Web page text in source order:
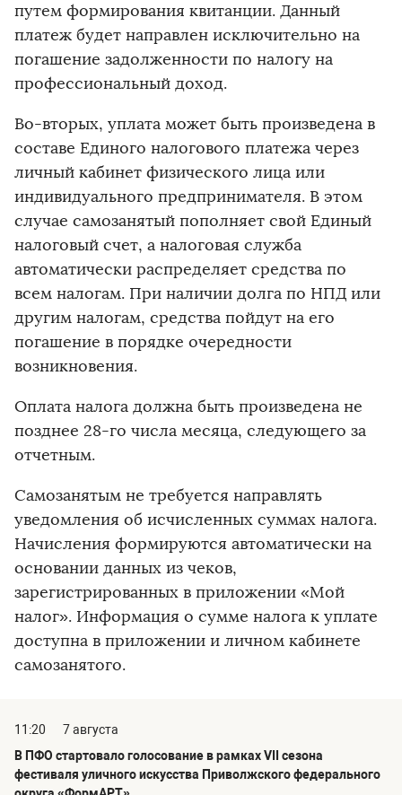
путем формирования квитанции. Данный
платеж будет направлен исключительно на
погашение задолженности по налогу на
профессиональный доход.
Во-вторых, уплата может быть произведена в
составе Единого налогового платежа через
личный кабинет физического лица или
индивидуального предпринимателя. В этом
случае самозанятый пополняет свой Единый
налоговый счет, а налоговая служба
автоматически распределяет средства по
всем налогам. При наличии долга по НПД или
другим налогам, средства пойдут на его
погашение в порядке очередности
возникновения.
Оплата налога должна быть произведена не
позднее 28-го числа месяца, следующего за
отчетным.
Самозанятым не требуется направлять
уведомления об исчисленных суммах налога.
Начисления формируются автоматически на
основании данных из чеков,
зарегистрированных в приложении «Мой
налог». Информация о сумме налога к уплате
доступна в приложении и личном кабинете
самозанятого.
11:20
7 августа
В ПФО стартовало голосование в рамках VII сезона
фестиваля уличного искусства Приволжского федерального